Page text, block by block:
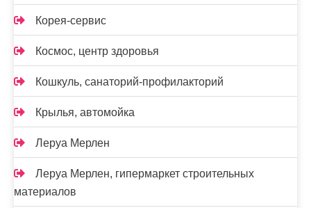
Корея-сервис
Космос, центр здоровья
Кошкуль, санаторий-профилакторий
Крылья, автомойка
Леруа Мерлен
Леруа Мерлен, гипермаркет строительных
материалов